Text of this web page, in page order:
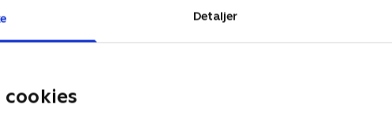
Detaljer
Cecilie Beck og Lasse
et kig ind i danskernes
de kaster sig ud i en dyst om
'Badehotellet'-stuepiger
Merete Mærkedahl egentlig